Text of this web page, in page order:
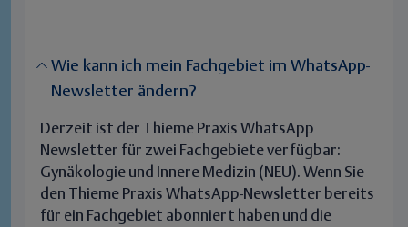
Wie kann ich mein Fachgebiet im WhatsApp-
Newsletter ändern?
Derzeit ist der Thieme Praxis WhatsApp
Newsletter für zwei Fachgebiete verfügbar:
Gynäkologie und Innere Medizin (NEU). Wenn Sie
den Thieme Praxis WhatsApp-Newsletter bereits
für ein Fachgebiet abonniert haben und die